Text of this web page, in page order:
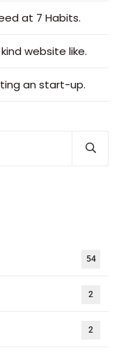
at 7 Habits.
website like.
an start-up.
54
2
2